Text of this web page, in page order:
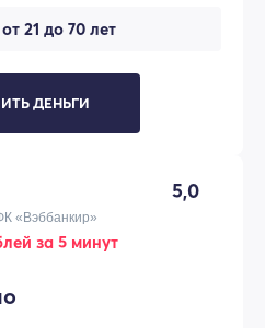
от 21 до 70 лет
ДЕНЬГИ
5,0
«Вэббанкир»
за 5 минут